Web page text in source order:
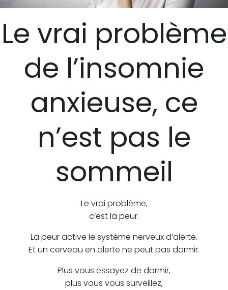
Le vrai problème
de l’insomnie
anxieuse, ce
n’est pas le
sommeil
Le vrai problème,
c’est la peur.
La peur active le système nerveux d’alerte.
Et un cerveau en alerte ne peut pas dormir.
Plus vous essayez de dormir,
plus vous vous surveillez,